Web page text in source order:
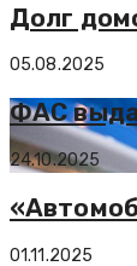
Долг
05.08.2025
ФАС
24.10.2025
01.11.2025